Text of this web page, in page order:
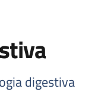
digestiva